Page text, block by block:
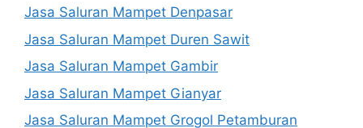
Jasa Saluran Mampet Denpasar
Jasa Saluran Mampet Duren Sawit
Jasa Saluran Mampet Gambir
Jasa Saluran Mampet Gianyar
Jasa Saluran Mampet Grogol Petamburan